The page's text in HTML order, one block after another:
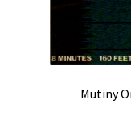
Mutiny